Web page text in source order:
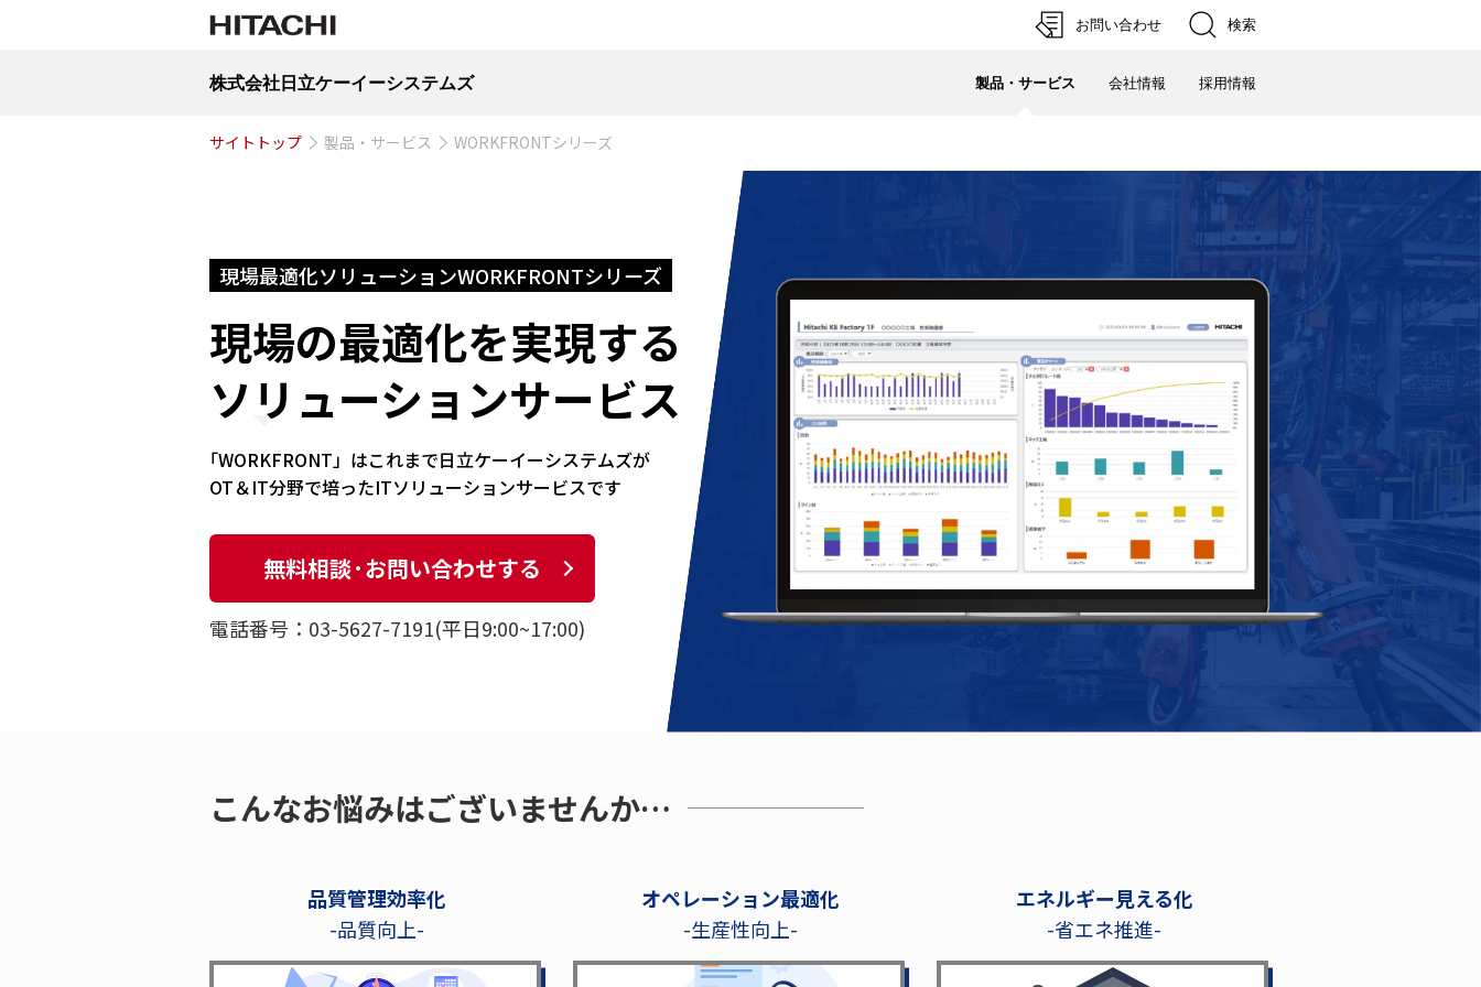
お問い合わせ 検索
株式会社日立ケーイーシステムズ 製品・サービス 会社情報 採用情報
サイトトップ 製品・サービス WORKFRONTシリーズ
現場最適化ソリューションWORKFRONTシリーズ
現場の最適化を実現する
ソリューションサービス
「WORKFRONT」はこれまで日立ケーイーシステムズが
OT＆IT分野で培ったITソリューションサービスです
無料相談·お問い合わせする
電話番号：03-5627-7191(平日9:00~17:00)
こんなお悩みはございませんか…
品質管理効率化
-品質向上-
オペレーション最適化
-生産性向上-
エネルギー見える化
-省エネ推進-